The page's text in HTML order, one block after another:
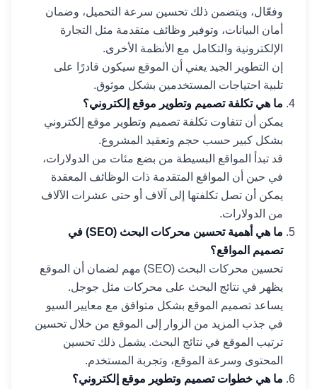
وفعّال، ويتضمن ذلك تحسين سرعة التحميل، وضمان
أمان البيانات، وتوفير وظائف متقدمة مثل التجارة
الإلكترونية والتكامل مع الأنظمة الأخرى.
إن التطوير الجيد يعني أن الموقع سيكون قادرًا على
تلبية احتياجات المستخدمين بشكل موثوق.
ما هي تكلفة تصميم وتطوير موقع إلكتروني؟
يمكن أن تتفاوت تكلفة تصميم وتطوير موقع إلكتروني
بشكل كبير حسب حجم وتعقيد المشروع.
قد تبدأ المواقع البسيطة من بضع مئات من الدولارات،
في حين أن المواقع المتقدمة ذات الوظائف المعقدة
يمكن أن تصل تكلفتها إلى آلاف أو حتى عشرات الآلاف
من الدولارات.
ما هي أهمية تحسين محركات البحث (SEO) في
تصميم المواقع؟
تحسين محركات البحث (SEO) مهم لضمان أن الموقع
يظهر في نتائج البحث على محركات مثل جوجل.
يساعد تصميم الموقع بشكل متوافق مع معايير السيو
في جذب المزيد من الزوار إلى الموقع من خلال تحسين
ترتيب الموقع في نتائج البحث. يشمل ذلك تحسين
المحتوى وسرعة الموقع، وتجربة المستخدم.
ما هي خطوات تصميم وتطوير موقع إلكتروني؟